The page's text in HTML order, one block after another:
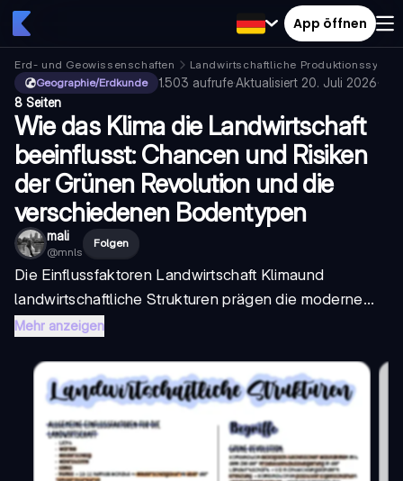
App öffnen
Erd- und Geowissenschaften
Landwirtschaftliche
Geographie/Erdkunde
1.503 aufrufe·Aktualisiert 20. Juli 2026·
8 Seiten
Wie das Klima die Landwirtschaft
beeinflusst: Chancen und Risiken
der Grünen Revolution und die
verschiedenen Bodentypen
mali
@mnls
Folgen
Die Einflussfaktoren Landwirtschaft Klimaund
landwirtschaftliche Strukturen prägen die moderne...
Mehr anzeigen